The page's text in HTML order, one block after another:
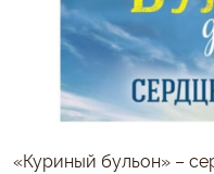
«Куриный бульон» –